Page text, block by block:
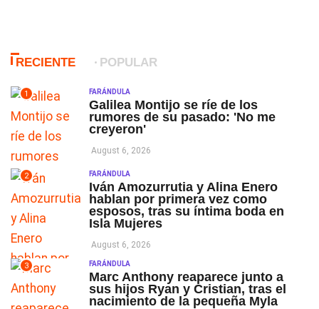
RECIENTE POPULAR
1 FARÁNDULA
Galilea Montijo se ríe de los
rumores de su pasado: 'No me
creyeron'
August 6, 2026
2 FARÁNDULA
Iván Amozurrutia y Alina Enero
hablan por primera vez como
esposos, tras su íntima boda en
Isla Mujeres
August 6, 2026
3 FARÁNDULA
Marc Anthony reaparece junto a
sus hijos Ryan y Cristian, tras el
nacimiento de la pequeña Myla